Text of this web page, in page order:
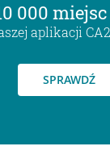
000 miejsc
aplikacji
SPRAWDŹ